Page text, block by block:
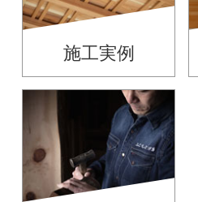
施工実例